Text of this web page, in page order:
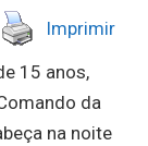
Imprimir
15 anos,
da
na noite